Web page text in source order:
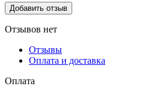
Отзывов нет
Отзывы
Оплата и доставка
Оплата